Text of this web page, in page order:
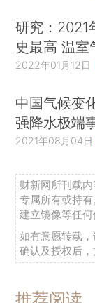
研究：2021
史最高 温室
2022年01月12日
中国气候变
强降水极端
2021年08月04日
财新网所刊载
专属所有或持
建立镜像等任何
如有意愿转载
确认及授权后，
推荐阅读